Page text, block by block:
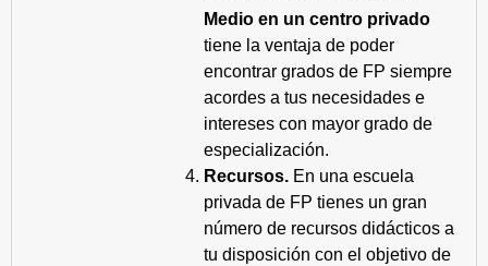
Medio en un centro privado
tiene la ventaja de poder
encontrar grados de FP siempre
acordes a tus necesidades e
intereses con mayor grado de
especialización.
Recursos. En una escuela
privada de FP tienes un gran
número de recursos didácticos a
tu disposición con el objetivo de